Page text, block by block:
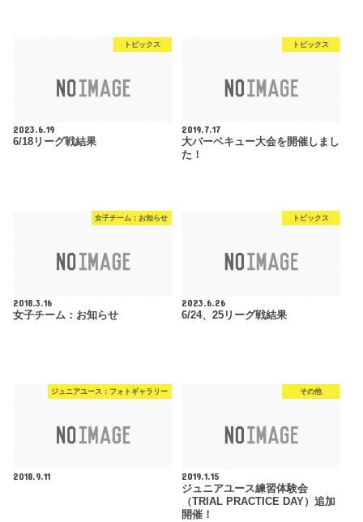
トピックス
2023.6.19
6/18リーグ戦結果
トピックス
2019.7.17
大バーベキュー大会を開催しまし
た！
女子チーム：お知らせ
2018.3.16
女子チーム：お知らせ
トピックス
2023.6.26
6/24、25リーグ戦結果
ジュニアユース：フォトギャラリー
2018.9.11
その他
2019.1.15
ジュニアユース練習体験会
（TRIAL PRACTICE DAY）追加
開催！